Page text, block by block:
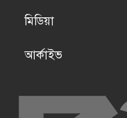
মিডিয়া
আর্কাইভ